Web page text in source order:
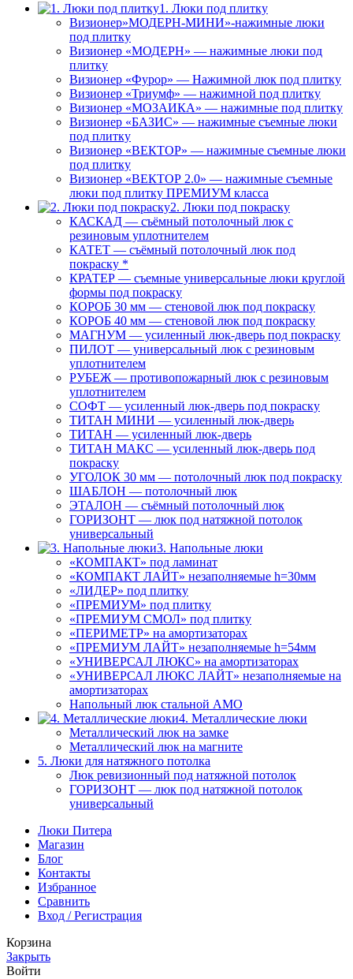
1. Люки под плитку
Визионер»МОДЕРН-МИНИ»-нажимные люки
под плитку
Визионер «МОДЕРН» — нажимные люки под
плитку
Визионер «Фурор» — Нажимной люк под плитку
Визионер «Триумф» — нажимной под плитку
Визионер «МОЗАИКА» — нажимные под плитку
Визионер «БАЗИС» — нажимные съемные люки
под плитку
Визионер «ВЕКТОР» — нажимные съемные люки
под плитку
Визионер «ВЕКТОР 2.0» — нажимные съемные
люки под плитку ПРЕМИУМ класса
2. Люки под покраску
КАСКАД — съёмный потолочный люк с
резиновым уплотнителем
КАТЕТ — съёмный потолочный люк под
покраску *
КРАТЕР — съемные универсальные люки круглой
формы под покраску
КОРОБ 30 мм — стеновой люк под покраску
КОРОБ 40 мм — стеновой люк под покраску
МАГНУМ — усиленный люк-дверь под покраску
ПИЛОТ — универсальный люк с резиновым
уплотнителем
РУБЕЖ — противопожарный люк с резиновым
уплотнителем
СОФТ — усиленный люк-дверь под покраску
ТИТАН МИНИ — усиленный люк-дверь
ТИТАН — усиленный люк-дверь
ТИТАН МАКС — усиленный люк-дверь под
покраску
УГОЛОК 30 мм — потолочный люк под покраску
ШАБЛОН — потолочный люк
ЭТАЛОН — съёмный потолочный люк
ГОРИЗОНТ — люк под натяжной потолок
универсальный
3. Напольные люки
«КОМПАКТ» под ламинат
«КОМПАКТ ЛАЙТ» незаполняемые h=30мм
«ЛИДЕР» под плитку
«ПРЕМИУМ» под плитку
«ПРЕМИУМ СМОЛ» под плитку
«ПЕРИМЕТР» на амортизаторах
«ПРЕМИУМ ЛАЙТ» незаполняемые h=54мм
«УНИВЕРСАЛ ЛЮКС» на амортизаторах
«УНИВЕРСАЛ ЛЮКС ЛАЙТ» незаполняемые на
амортизаторах
Напольный люк стальной АМО
4. Металлические люки
Металлический люк на замке
Металлический люк на магните
5. Люки для натяжного потолка
Люк ревизионный под натяжной потолок
ГОРИЗОНТ — люк под натяжной потолок
универсальный
Люки Питера
Магазин
Блог
Контакты
Избранное
Сравнить
Вход / Регистрация
Корзина
Закрыть
Войти